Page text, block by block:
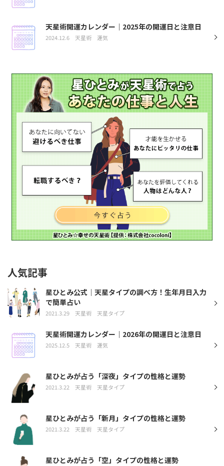
天星術開運カレンダー｜2025年の開運日と注意日
2024.12.6 天星術 運気
人気記事
星ひとみ公式｜天星タイプの調べ方！生年月日入力
で簡単占い
2021.3.29 天星術 天星タイプ
天星術開運カレンダー｜2026年の開運日と注意日
2025.12.5 天星術 運気
星ひとみが占う「深夜」タイプの性格と運勢
2021.3.22 天星術 天星タイプ
星ひとみが占う「新月」タイプの性格と運勢
2021.3.22 天星術 天星タイプ
星ひとみが占う「空」タイプの性格と運勢